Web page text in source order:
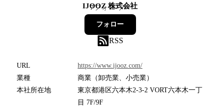
IJOOZ 株式会社
7フォロワー
フォロー
RSS
URL
https://www.ijooz.com/
業種
商業（卸売業、小売業）
本社所在地
東京都港区六本木2-3-2 VORT六本木一丁
目 7F/9F